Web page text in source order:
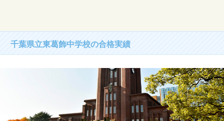
千葉県立東葛飾中学校の合格実績